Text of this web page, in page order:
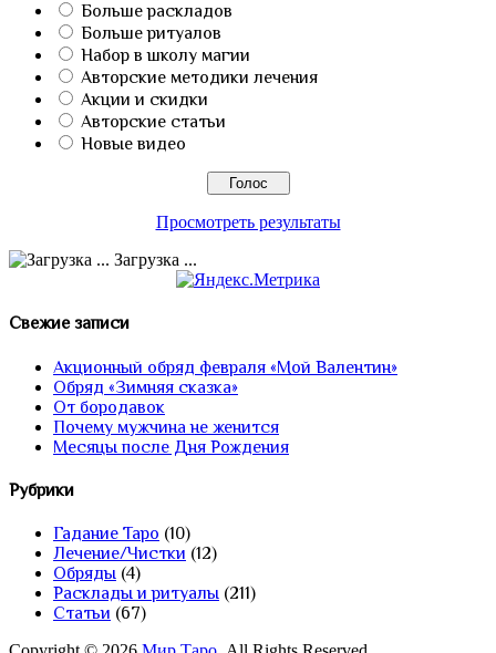
Больше раскладов
Больше ритуалов
Набор в школу магии
Авторские методики лечения
Акции и скидки
Авторские статьи
Новые видео
Просмотреть результаты
Загрузка ...
Свежие записи
Акционный обряд февраля «Мой Валентин»
Обряд «Зимняя сказка»
От бородавок
Почему мужчина не женится
Месяцы после Дня Рождения
Рубрики
Гадание Таро (10)
Лечение/Чистки (12)
Обряды (4)
Расклады и ритуалы (211)
Статьи (67)